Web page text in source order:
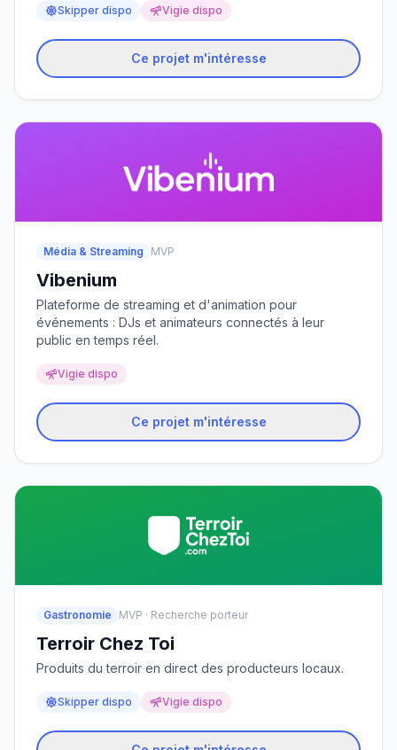
Skipper dispo Vigie dispo
Ce projet m'intéresse
Média & Streaming MVP
Vibenium
Plateforme de streaming et d'animation pour
événements : DJs et animateurs connectés à leur
public en temps réel.
Vigie dispo
Ce projet m'intéresse
Gastronomie MVP · Recherche porteur
Terroir Chez Toi
Produits du terroir en direct des producteurs locaux.
Skipper dispo Vigie dispo